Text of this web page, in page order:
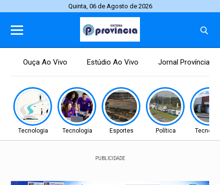
Quinta, 06 de Agosto de 2026
Ouça Ao Vivo Estúdio Ao Vivo Jornal Província
Tecnologia Tecnologia Esportes Política
PUBLICIDADE